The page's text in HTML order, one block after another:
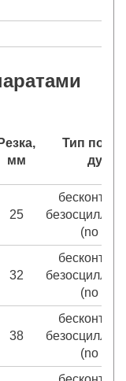
Резка,
мм
Тип
дуги
25
(no HF)
32
(no HF)
38
(no HF)